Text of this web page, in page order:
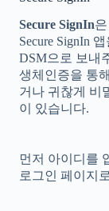
Secure SignIn
Secure SignIn
DSM으로 보내
생체인증을 통
거나 귀찮게 비
이 있습니다.
먼저 아이디를
로그인 페이지